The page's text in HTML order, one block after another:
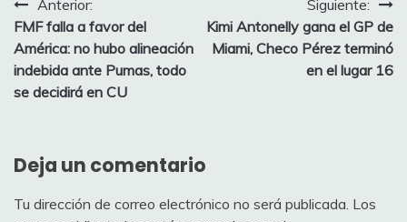
Navegación
de
entradas
Anterior:
FMF falla a favor del
América: no hubo alineación
indebida ante Pumas, todo
se decidirá en CU
Siguiente:
Kimi Antonelly gana el GP de
Miami, Checo Pérez terminó
en el lugar 16
Deja un comentario
Tu dirección de correo electrónico no será publicada. Los